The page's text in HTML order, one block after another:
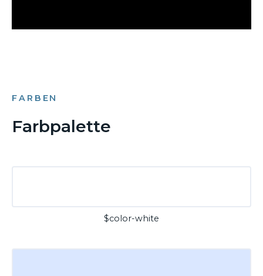
FARBEN
Farbpalette
$color-white